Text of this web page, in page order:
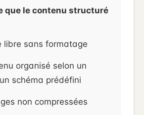
que le contenu structuré
libre sans formatage
organisé selon un
schéma prédéfini
non compressées